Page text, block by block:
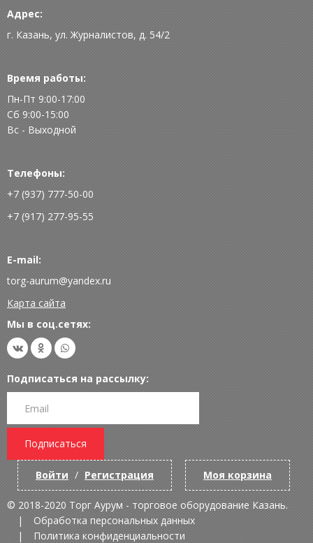
Адрес:
г. Казань, ул. Журналистов, д. 54/2
Время работы:
Пн-Пт 9:00-17:00
Сб 9:00-15:00
Вс - Выходной
Телефоны:
+7 (937) 777-50-00
+7 (917) 277-95-55
E-mail:
torg-aurum@yandex.ru
Карта сайта
Мы в соц.сетях:
Подписаться на рассылку:
Подписаться
Войти / Регистрация Моя корзина
© 2018-2020 Торг Аурум - торговое оборудование Казань.
Обработка персональных данных
Политика конфиденциальности